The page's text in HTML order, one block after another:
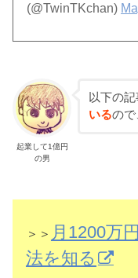
(@TwinTKchan)
起業して1億円
の男
以下の記
いるので
＞＞ 月1200万
法を知る